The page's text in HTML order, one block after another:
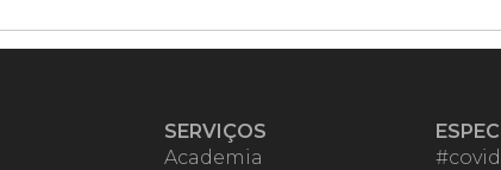
SERVIÇOS
Academia